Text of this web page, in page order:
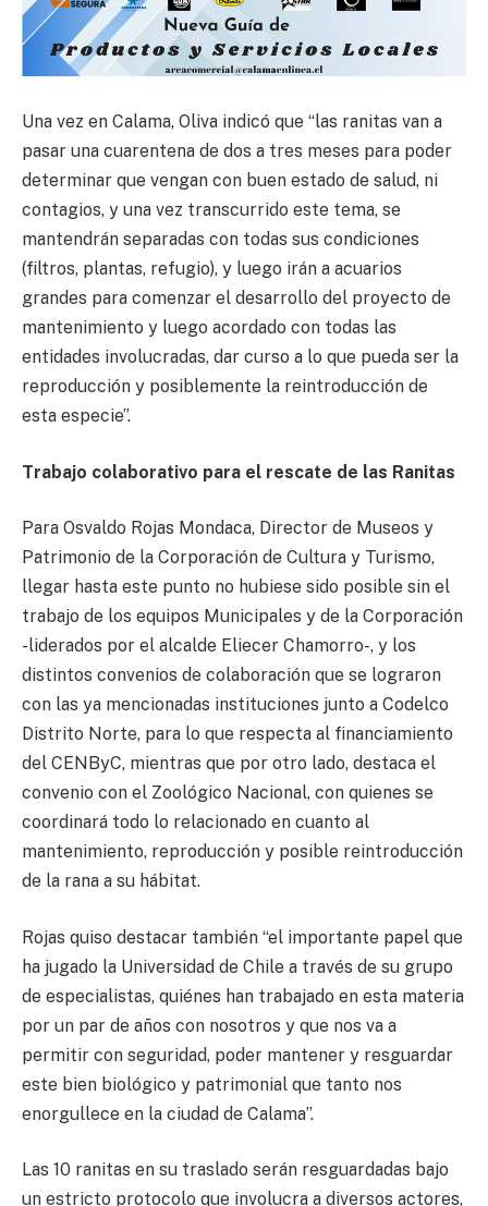
Una vez en Calama, Oliva indicó que “las ranitas van a
pasar una cuarentena de dos a tres meses para poder
determinar que vengan con buen estado de salud, ni
contagios, y una vez transcurrido este tema, se
mantendrán separadas con todas sus condiciones
(filtros, plantas, refugio), y luego irán a acuarios
grandes para comenzar el desarrollo del proyecto de
mantenimiento y luego acordado con todas las
entidades involucradas, dar curso a lo que pueda ser la
reproducción y posiblemente la reintroducción de
esta especie”.
Trabajo colaborativo para el rescate de las Ranitas
Para Osvaldo Rojas Mondaca, Director de Museos y
Patrimonio de la Corporación de Cultura y Turismo,
llegar hasta este punto no hubiese sido posible sin el
trabajo de los equipos Municipales y de la Corporación
-liderados por el alcalde Eliecer Chamorro-, y los
distintos convenios de colaboración que se lograron
con las ya mencionadas instituciones junto a Codelco
Distrito Norte, para lo que respecta al financiamiento
del CENByC, mientras que por otro lado, destaca el
convenio con el Zoológico Nacional, con quienes se
coordinará todo lo relacionado en cuanto al
mantenimiento, reproducción y posible reintroducción
de la rana a su hábitat.
Rojas quiso destacar también “el importante papel que
ha jugado la Universidad de Chile a través de su grupo
de especialistas, quiénes han trabajado en esta materia
por un par de años con nosotros y que nos va a
permitir con seguridad, poder mantener y resguardar
este bien biológico y patrimonial que tanto nos
enorgullece en la ciudad de Calama”.
Las 10 ranitas en su traslado serán resguardadas bajo
un estricto protocolo que involucra a diversos actores,